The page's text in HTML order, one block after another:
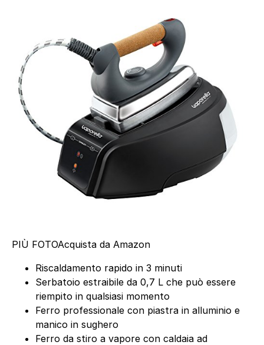
PIÙ FOTOAcquista da Amazon
Riscaldamento rapido in 3 minuti
Serbatoio estraibile da 0,7 L che può essere
riempito in qualsiasi momento
Ferro professionale con piastra in alluminio e
manico in sughero
Ferro da stiro a vapore con caldaia ad